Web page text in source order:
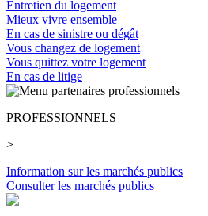
Entretien du logement
Mieux vivre ensemble
En cas de sinistre ou dégât
Vous changez de logement
Vous quittez votre logement
En cas de litige
PROFESSIONNELS
>
Information sur les marchés publics
Consulter les marchés publics